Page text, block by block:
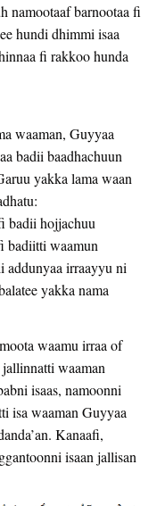
namootaaf barnootaa fi
hundi dhimmi isaa
fi rakkoo hunda
waaman, Guyyaa
badii baadhachuun
yakka lama waan
badii hojjachuu
badiitti waamun
addunyaa irraayyu ni
yakka nama
waamu irraa of
waaman
isaas, namoonni
isa waaman Guyyaa
Kanaafi,
isaan jallisan